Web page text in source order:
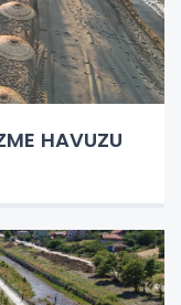
HAVUZU